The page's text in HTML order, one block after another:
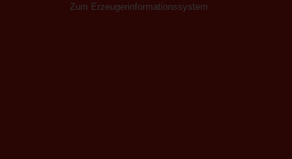
Zum Erzeugerinformationssystem